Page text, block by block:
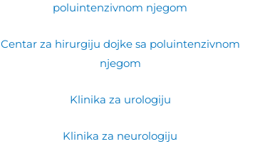
poluintenzivnom njegom
Centar za hirurgiju dojke sa poluintenzivnom
njegom
Klinika za urologiju
Klinika za neurologiju